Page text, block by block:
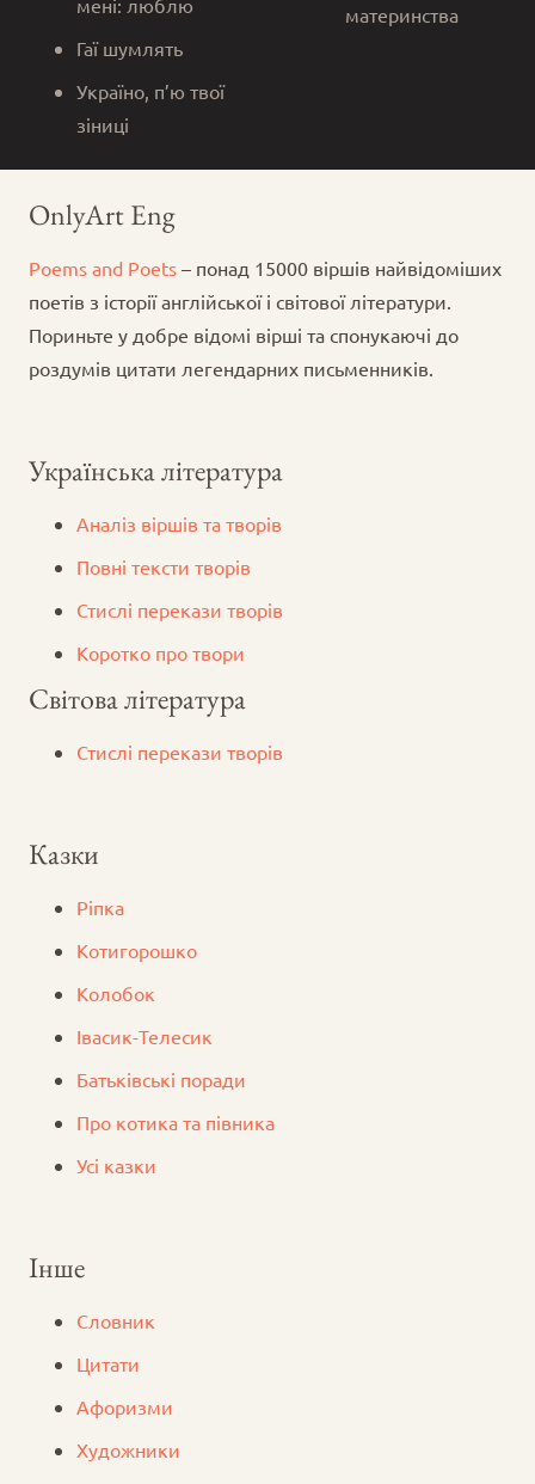
Гаї шумлять
Україно, п’ю твої
зіниці
материнства
OnlyArt Eng
Poems and Poets – понад 15000 віршів найвідоміших
поетів з історії англійської і світової літератури.
Пориньте у добре відомі вірші та спонукаючі до
роздумів цитати легендарних письменників.
Українська література
Аналіз віршів та творів
Повні тексти творів
Стислі перекази творів
Коротко про твори
Світова література
Стислі перекази творів
Казки
Ріпка
Котигорошко
Колобок
Iвасик-Телесик
Батьківські поради
Про котика та півника
Усі казки
Інше
Словник
Цитати
Афоризми
Художники